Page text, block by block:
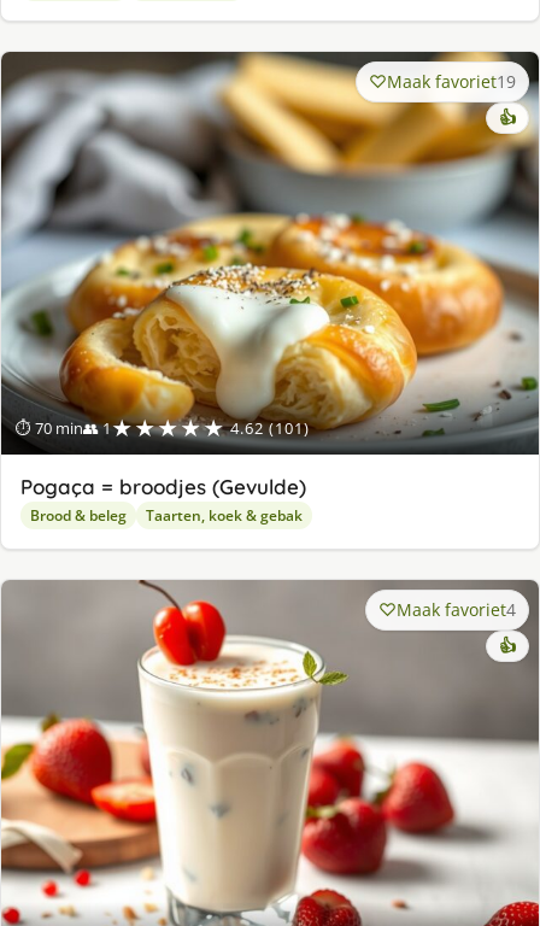
⏱ 70 min👥 1★★★★★ 4.62 (101)
Maak favoriet19
👍
Pogaça = broodjes (Gevulde)
Brood & beleg Taarten, koek & gebak
Maak favoriet4
👍